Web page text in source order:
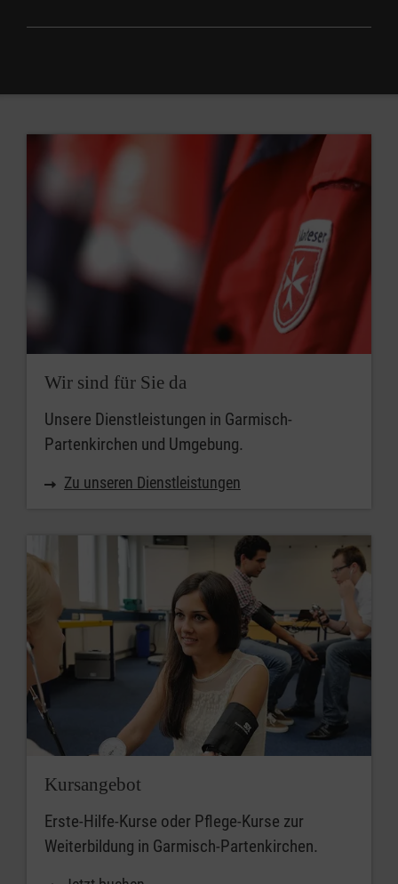
Kursart
Wann soll der Kurs beginnen?
Zum angegebenen Zeitpunkt
Ort
PLZ
Umkreis
Wir sind für Sie da
Unsere Dienstleistungen in Garmisch-
Partenkirchen und Umgebung.
Zu unseren Dienstleistungen
Kursangebot
Erste-Hilfe-Kurse oder Pflege-Kurse zur
Weiterbildung in Garmisch-Partenkirchen.